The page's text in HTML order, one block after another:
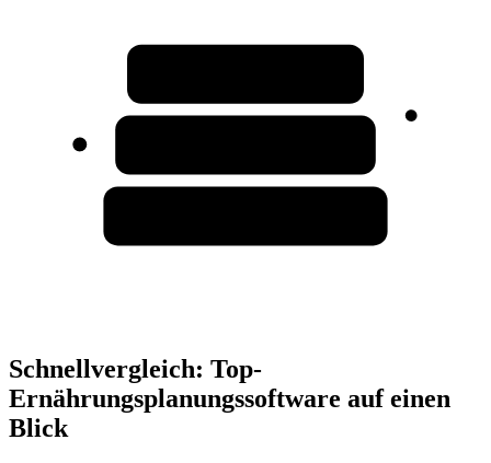
Schnellvergleich: Top-
Ernährungsplanungssoftware auf einen
Blick